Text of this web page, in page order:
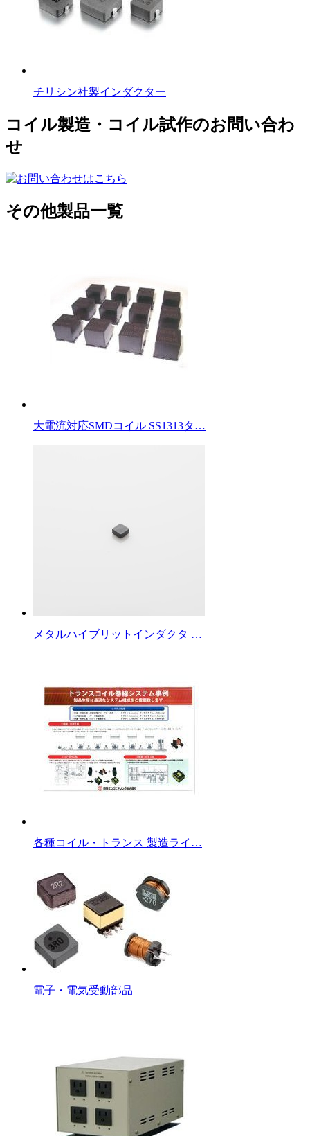
チリシン社製インダクター
コイル製造・コイル試作のお問い合わ
せ
その他製品一覧
大電流対応SMDコイル SS1313タ…
メタルハイブリットインダクタ …
各種コイル・トランス 製造ライ…
電子・電気受動部品